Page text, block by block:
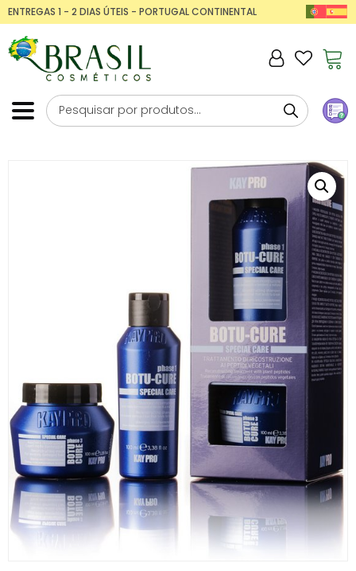
ENTREGAS 1 - 2 DIAS ÚTEIS - PORTUGAL CONTINENTAL